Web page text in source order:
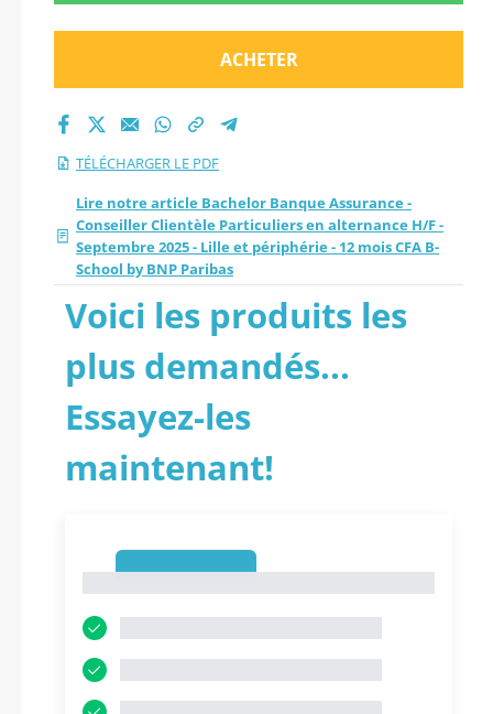
Lille et périphérie -
12 mois CFA B-School
by BNP Paribas.
B-School by BNP Paribas -
PDF
ACHETER
TÉLÉCHARGER LE PDF
Lire notre article Bachelor Banque Assurance -
Conseiller Clientèle Particuliers en alternance H/F -
Septembre 2025 - Lille et périphérie - 12 mois CFA B-
School by BNP Paribas
Voici les produits les
plus demandés...
Essayez-les
maintenant!